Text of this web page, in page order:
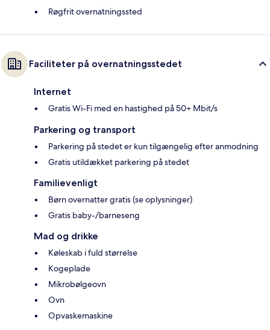
Røgfrit overnatningssted
Faciliteter på overnatningsstedet
Internet
Gratis Wi-Fi med en hastighed på 50+ Mbit/s
Parkering og transport
Parkering på stedet er kun tilgængelig efter anmodning
Gratis utildækket parkering på stedet
Familievenligt
Børn overnatter gratis (se oplysninger)
Gratis baby-/barneseng
Mad og drikke
Køleskab i fuld størrelse
Kogeplade
Mikrobølgeovn
Ovn
Opvaskemaskine